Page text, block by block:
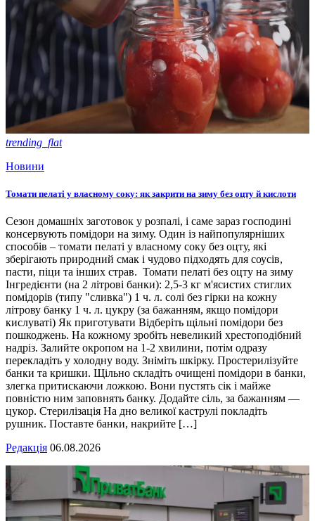
trending_flat
Новини
Томати пелаті у власному соку: як закрити на зиму без оцту й кислоти
Сезон домашніх заготовок у розпалі, і саме зараз господині
консервують помідори на зиму. Один із найпопулярніших
способів – томати пелаті у власному соку без оцту, які
зберігають природний смак і чудово підходять для соусів,
пасти, піци та інших страв. Томати пелаті без оцту на зиму
Інгредієнти (на 2 літрові банки): 2,5-3 кг м'ясистих стиглих
помідорів (типу "сливка") 1 ч. л. солі без гірки на кожну
літрову банку 1 ч. л. цукру (за бажанням, якщо помідори
кислуваті) Як приготувати Відберіть щільні помідори без
пошкоджень. На кожному зробіть невеликий хрестоподібний
надріз. Залийте окропом на 1-2 хвилини, потім одразу
перекладіть у холодну воду. Зніміть шкірку. Простерилізуйте
банки та кришки. Щільно складіть очищені помідори в банки,
злегка притискаючи ложкою. Вони пустять сік і майже
повністю ним заповнять банку. Додайте сіль, за бажанням —
цукор. Стерилізація На дно великої каструлі покладіть
рушник. Поставте банки, накрийте […]
Редакція 06.08.2026